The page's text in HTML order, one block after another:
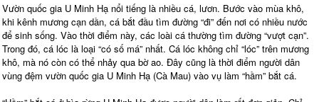
Vườn quốc gia U Minh Hạ nổi tiếng là nhiều cá, lươn. Bước vào mùa khô,
khi kênh mương cạn dần, cá bắt đầu tìm đường “đi” đến nơi có nhiều nước
để sinh sống. Vào thời điểm này, các loài cá thường tìm đường “vượt cạn”.
Trong đó, cá lóc là loại “có số má” nhất. Cá lóc không chỉ “lóc” trên mương
khô, mà nó còn có thể nhảy qua bờ ao. Đây cũng là thời điểm người dân
vùng đệm vườn quốc gia U Minh Hạ (Cà Mau) vào vụ làm “hầm” bắt cá.